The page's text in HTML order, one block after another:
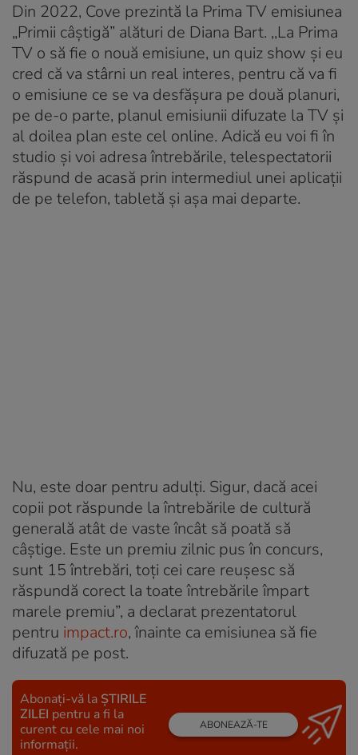
Din 2022, Cove prezintă la Prima TV emisiunea
„Primii câștigă” alături de Diana Bart. ,,La Prima
TV o să fie o nouă emisiune, un quiz show și eu
cred că va stârni un real interes, pentru că va fi
o emisiune ce se va desfășura pe două planuri,
pe de-o parte, planul emisiunii difuzate la TV și
al doilea plan este cel online. Adică eu voi fi în
studio și voi adresa întrebările, telespectatorii
răspund de acasă prin intermediul unei aplicații
de pe telefon, tabletă și așa mai departe.
Nu, este doar pentru adulți. Sigur, dacă acei
copii pot răspunde la întrebările de cultură
generală atât de vaste încât să poată să
câștige. Este un premiu zilnic pus în concurs,
sunt 15 întrebări, toți cei care reușesc să
răspundă corect la toate întrebările împart
marele premiu”, a declarat prezentatorul
pentru impact.ro, înainte ca emisiunea să fie
difuzată pe post.
Abonați-vă la ȘTIRILE
ZILEI pentru a fi la
curent cu cele mai noi
informații.
ABONEAZĂ-TE